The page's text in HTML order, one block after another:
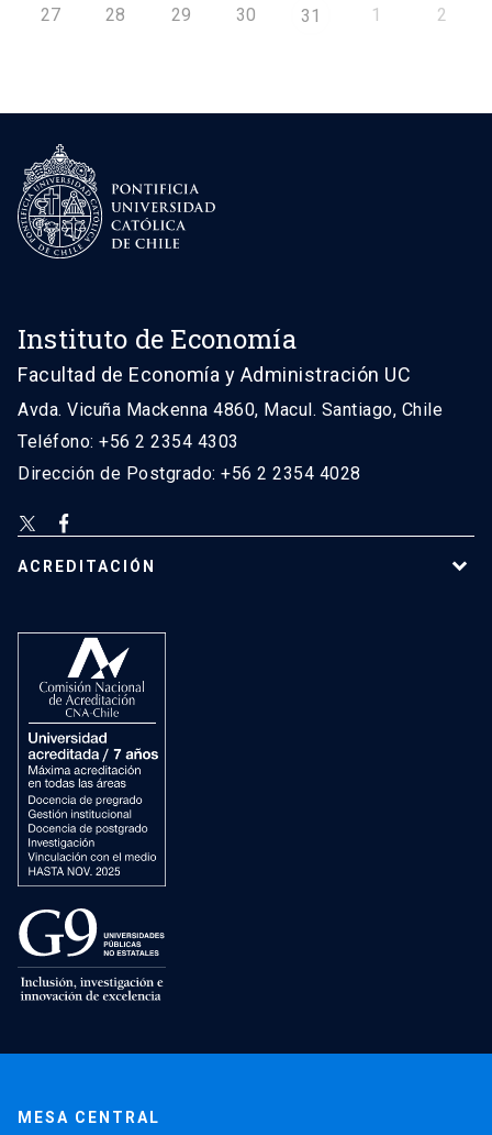
27 28 29 30 31 1 2
Instituto de Economía
Facultad de Economía y Administración UC
Avda. Vicuña Mackenna 4860, Macul. Santiago, Chile
Teléfono: +56 2 2354 4303
Dirección de Postgrado: +56 2 2354 4028
ACREDITACIÓN
MESA CENTRAL